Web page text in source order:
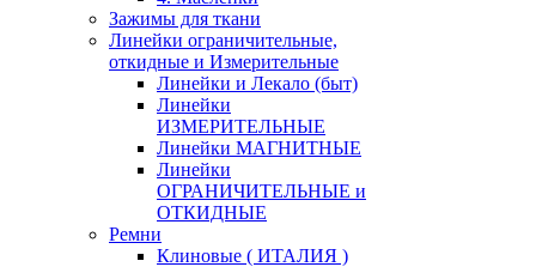
Зажимы для ткани
Линейки ограничительные,
откидные и Измерительные
Линейки и Лекало (быт)
Линейки
ИЗМЕРИТЕЛЬНЫЕ
Линейки МАГНИТНЫЕ
Линейки
ОГРАНИЧИТЕЛЬНЫЕ и
ОТКИДНЫЕ
Ремни
Клиновые ( ИТАЛИЯ )